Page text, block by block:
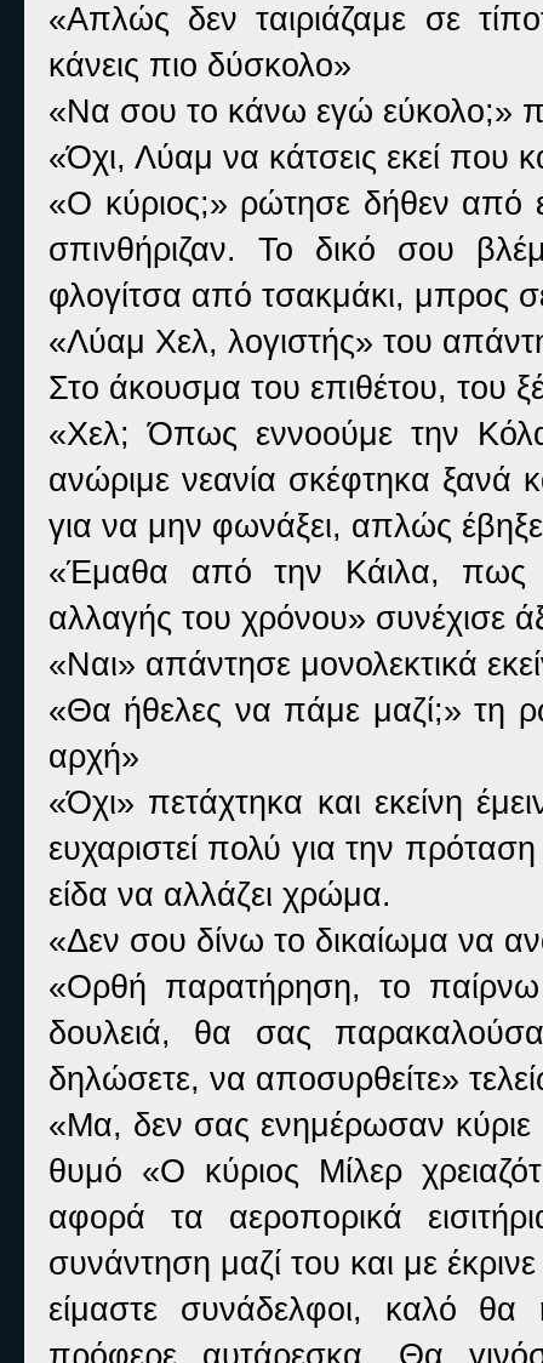
«Απλώς δεν ταιριάζαμε σε
κάνεις πιο δύσκολο»
«Να σου το κάνω εγώ εύκολο;»
«Όχι, Λύαμ να κάτσεις εκεί που
«Ο κύριος;» ρώτησε δήθεν από
σπινθήριζαν. Το δικό σου
φλογίτσα από τσακμάκι, μπρος
«Λύαμ Χελ, λογιστής» του
Στο άκουσμα του επιθέτου, του
«Χελ; Όπως εννοούμε την
ανώριμε νεανία σκέφτηκα ξανά
για να μην φωνάξει, απλώς
«Έμαθα από την Κάιλα, πως
αλλαγής του χρόνου» συνέχισε
«Ναι» απάντησε μονολεκτικά
«Θα ήθελες να πάμε μαζί;» τη
αρχή»
«Όχι» πετάχτηκα και εκείνη
ευχαριστεί πολύ για την
είδα να αλλάζει χρώμα.
«Δεν σου δίνω το δικαίωμα να
«Ορθή παρατήρηση, το
δουλειά, θα σας
δηλώσετε, να αποσυρθείτε»
«Μα, δεν σας ενημέρωσαν
θυμό «Ο κύριος Μίλερ
αφορά τα αεροπορικά
συνάντηση μαζί του και με
είμαστε συνάδελφοι, καλό
πρόφερε αυτάρεσκα. Θα